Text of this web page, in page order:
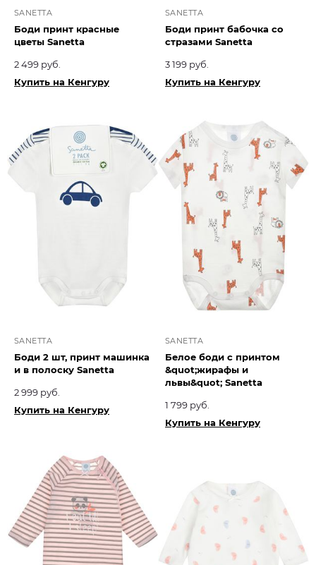
SANETTA
Боди принт красные
цветы Sanetta
2 499 руб.
Купить на Кенгуру
SANETTA
Боди принт бабочка со
стразами Sanetta
3 199 руб.
Купить на Кенгуру
SANETTA
Боди 2 шт, принт машинка
и в полоску Sanetta
2 999 руб.
Купить на Кенгуру
SANETTA
Белое боди с принтом
&quot;жирафы и
львы&quot; Sanetta
1 799 руб.
Купить на Кенгуру